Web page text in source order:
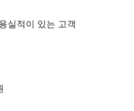
실적이 있는 고객